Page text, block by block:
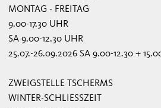
MONTAG - FREITAG
9.00-17.30 UHR
SA 9.00-12.30 UHR
25.07.-26.09.2026 SA 9.00-12.30 +
ZWEIGSTELLE TSCHERMS
WINTER-SCHLIESSZEIT